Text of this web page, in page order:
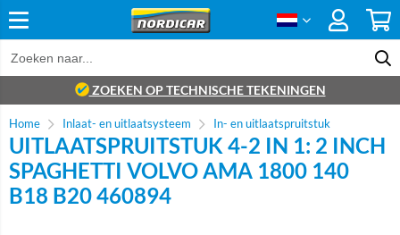
ZOEKEN OP TECHNISCHE TEKENINGEN
Home Inlaat- en uitlaatsysteem In- en uitlaatspruitstuk
UITLAATSPRUITSTUK 4-2 IN 1: 2 INCH
SPAGHETTI VOLVO AMA 1800 140
B18 B20 460894